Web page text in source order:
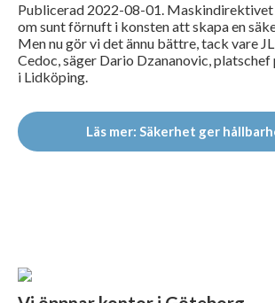
Publicerad 2022-08-01.
om sunt förnuft i konsten att skapa en
Men nu gör vi det ännu bättre, tack vare
Cedoc, säger Dario Dzananovic, platschef
i Lidköping.
Läs mer: Säkerhet ger